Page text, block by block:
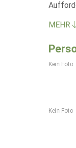
MEHR
Kein Foto
Kein Foto